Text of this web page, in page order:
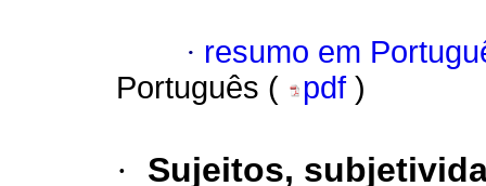
· resumo em
Português (
pdf )
·
Sujeitos,